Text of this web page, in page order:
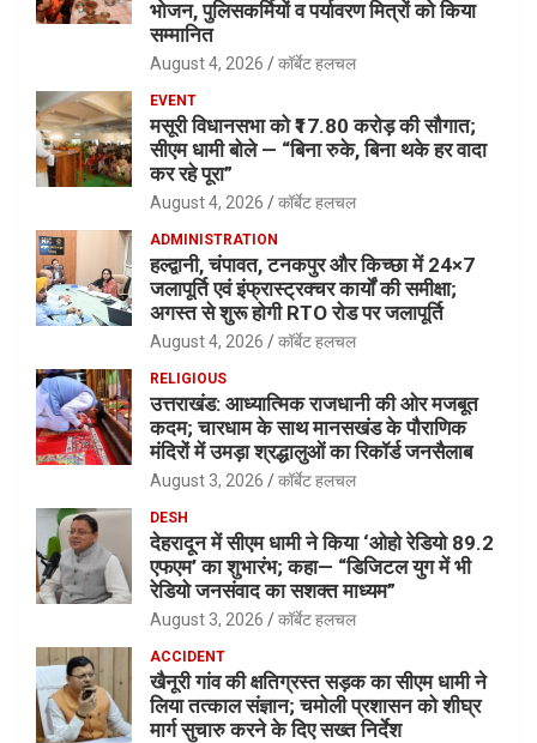
भोजन, पुलिसकर्मियों व पर्यावरण मित्रों को किया
सम्मानित
August 4, 2026 कॉर्बेट हलचल
EVENT
मसूरी विधानसभा को ₹17.80 करोड़ की सौगात;
सीएम धामी बोले — “बिना रुके, बिना थके हर वादा
कर रहे पूरा”
August 4, 2026 कॉर्बेट हलचल
ADMINISTRATION
हल्द्वानी, चंपावत, टनकपुर और किच्छा में 24×7
जलापूर्ति एवं इंफ्रास्ट्रक्चर कार्यों की समीक्षा;
अगस्त से शुरू होगी RTO रोड पर जलापूर्ति
August 4, 2026 कॉर्बेट हलचल
RELIGIOUS
उत्तराखंड: आध्यात्मिक राजधानी की ओर मजबूत
कदम; चारधाम के साथ मानसखंड के पौराणिक
मंदिरों में उमड़ा श्रद्धालुओं का रिकॉर्ड जनसैलाब
August 3, 2026 कॉर्बेट हलचल
DESH
देहरादून में सीएम धामी ने किया ‘ओहो रेडियो 89.2
एफएम’ का शुभारंभ; कहा— “डिजिटल युग में भी
रेडियो जनसंवाद का सशक्त माध्यम”
August 3, 2026 कॉर्बेट हलचल
ACCIDENT
खैनूरी गांव की क्षतिग्रस्त सड़क का सीएम धामी ने
लिया तत्काल संज्ञान; चमोली प्रशासन को शीघ्र
मार्ग सुचारु करने के दिए सख्त निर्देश